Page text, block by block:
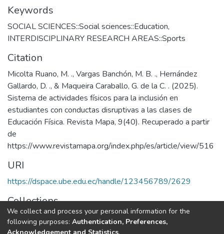
Keywords
SOCIAL SCIENCES::Social sciences::Education,
INTERDISCIPLINARY RESEARCH AREAS::Sports
Citation
Micolta Ruano, M. ., Vargas Banchón, M. B. ., Hernández
Gallardo, D. ., & Maqueira Caraballo, G. de la C. . (2025).
Sistema de actividades físicos para la inclusión en
estudiantes con conductas disruptivas a las clases de
Educación Física. Revista Mapa, 9(40). Recuperado a partir
de
https://www.revistamapa.org/index.php/es/article/view/516
URI
https://dspace.ube.edu.ec/handle/123456789/2629
Collections
Artículos Científicos
We collect and process your personal information for the
following purposes: Authentication, Preferences,